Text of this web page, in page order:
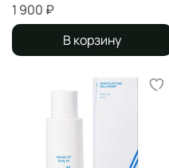
1 900 ₽
В корзину